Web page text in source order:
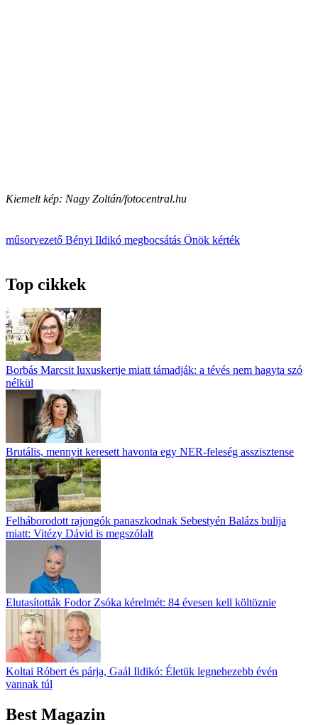
Kiemelt kép: Nagy Zoltán/fotocentral.hu
műsorvezető Bényi Ildikó megbocsátás Önök kérték
Top cikkek
Borbás Marcsit luxuskertje miatt támadják: a tévés nem hagyta szó
nélkül
Brutális, mennyit keresett havonta egy NER-feleség asszisztense
Felháborodott rajongók panaszkodnak Sebestyén Balázs bulija
miatt: Vitézy Dávid is megszólalt
Elutasították Fodor Zsóka kérelmét: 84 évesen kell költöznie
Koltai Róbert és párja, Gaál Ildikó: Életük legnehezebb évén
vannak túl
Best Magazin